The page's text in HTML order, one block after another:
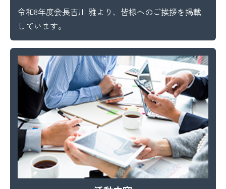
令和8年度会長吉川 雅より、皆様へのご挨拶を掲載
しています。